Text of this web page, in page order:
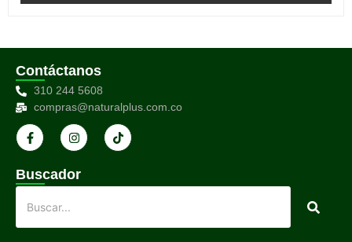
Contáctanos
310 244 5608
compras@naturalplus.com.co
Buscador